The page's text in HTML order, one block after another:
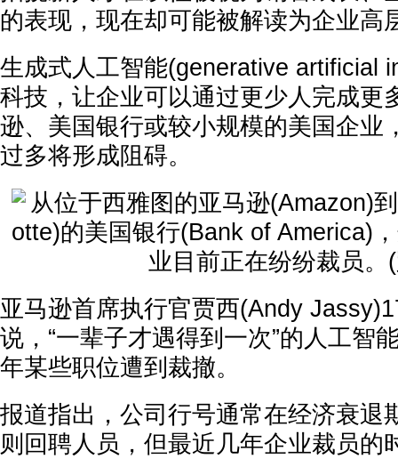
的表现，现在却可能被解读为企业高
生成式人工智能(generative artificial
科技，让企业可以通过更少人完成更
逊、美国银行或较小规模的美国企业
过多将形成阻碍。
亚马逊首席执行官贾西(Andy
说，“一辈子才遇得到一次”的人工智
年某些职位遭到裁撤。
报道指出，公司行号通常在经济衰退
则回聘人员，但最近几年企业裁员的